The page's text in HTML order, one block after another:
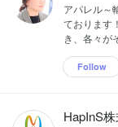
アパレル～
ております
き、各々が
Follow
HapInS